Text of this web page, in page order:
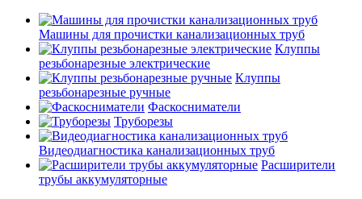
Машины для прочистки канализационных труб
Клуппы
резьбонарезные электрические
Клуппы
резьбонарезные ручные
Фаскосниматели
Труборезы
Видеодиагностика канализационных труб
Расширители
трубы аккумуляторные